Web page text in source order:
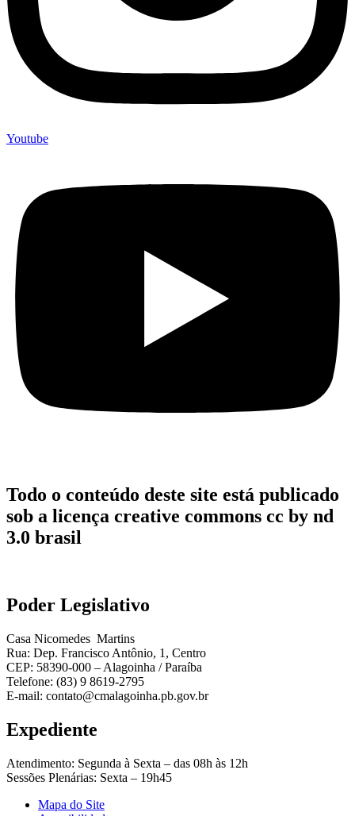
Youtube
Todo o conteúdo deste site está publicado
sob a licença creative commons cc by nd
3.0 brasil
Poder Legislativo
Casa Nicomedes Martins
Rua: Dep. Francisco Antônio, 1, Centro
CEP: 58390-000 – Alagoinha / Paraíba
Telefone: (83) 9 8619-2795
E-mail: contato@cmalagoinha.pb.gov.br
Expediente
Atendimento: Segunda à Sexta – das 08h às 12h
Sessões Plenárias: Sexta – 19h45
Mapa do Site